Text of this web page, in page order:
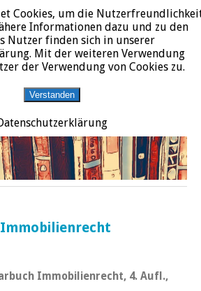
IMPRESSUM ÜBER JURALIT
JURALIT
juristischer Literatur
Immobilienrecht, 4. Aufl.,
Cookies, um die
Informationen dazu und zu den
Nutzer finden sich in unserer
Mit der weiteren Verwendung
der Verwendung von Cookies zu.
Verstanden